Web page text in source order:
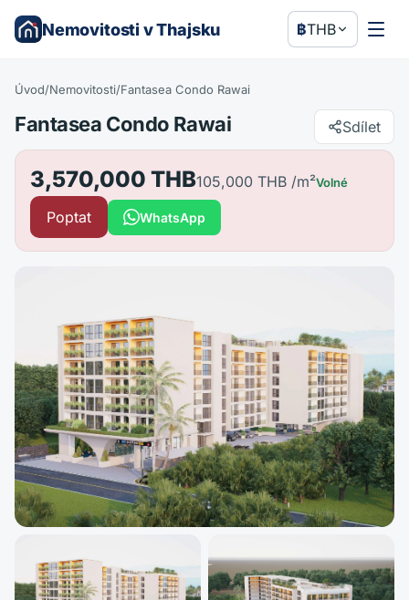
Nemovitosti v Thajsku ฿THB
Úvod/Nemovitosti/Fantasea Condo Rawai
Fantasea Condo Rawai Sdílet
3,570,000 THB105,000 THB /m²Volné
Poptat WhatsApp